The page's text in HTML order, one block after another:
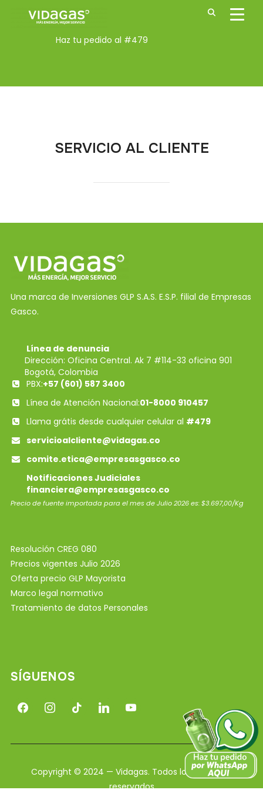
Haz tu pedido al#479
SERVICIO AL CLIENTE
Una marca de Inversiones GLP S.A.S. E.S.P. filial de Empresas
Gasco.
Línea de denuncia
Dirección: Oficina Central. Ak 7 #114-33 oficina 901
Bogotá, Colombia
PBX:+57 (601) 587 3400
Línea de Atención Nacional:01-8000 910457
Llama grátis desde cualquier celular al #479
servicioalcliente@vidagas.co
comite.etica@empresasgasco.co
Notificaciones Judiciales
financiera@empresasgasco.co
Precio de fuente importada para el mes de Julio 2026 es: $3.697,00/Kg
Resolución CREG 080
Precios vigentes Julio 2026
Oferta precio GLP Mayorista
Marco legal normativo
Tratamiento de datos Personales
SÍGUENOS
facebookinstagram
tiktok linkedin youtube
Copyright © 2024 — Vidagas. Todos los derechos
reservados